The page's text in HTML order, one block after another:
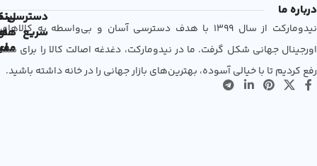
درباره ما
نیدومارکت از سال 1399 با هدف دسترسی آسان و بی‌واسطه به کالاهای
اورجینال جهانی شکل گرفت. ما در نیدومارکت، دغدغه اصالت کالا را برای شما
رفع کردیم تا با خیالی آسوده، بهترین‌های بازار جهانی را در خانه داشته باشید.
دسترسی
سریع